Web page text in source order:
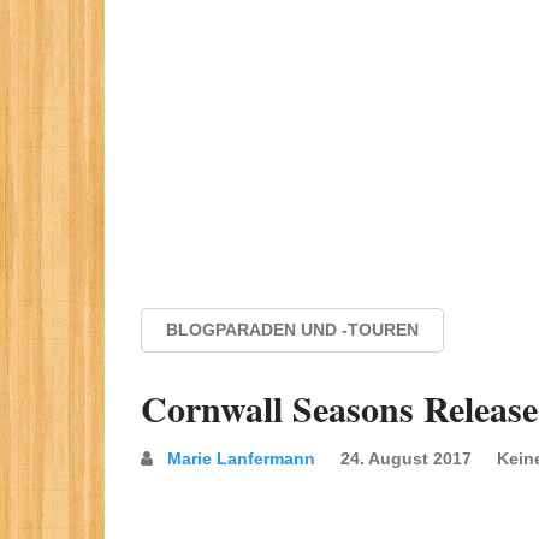
BLOGPARADEN UND -TOUREN
Cornwall Seasons
Marie Lanfermann 24. August 2017